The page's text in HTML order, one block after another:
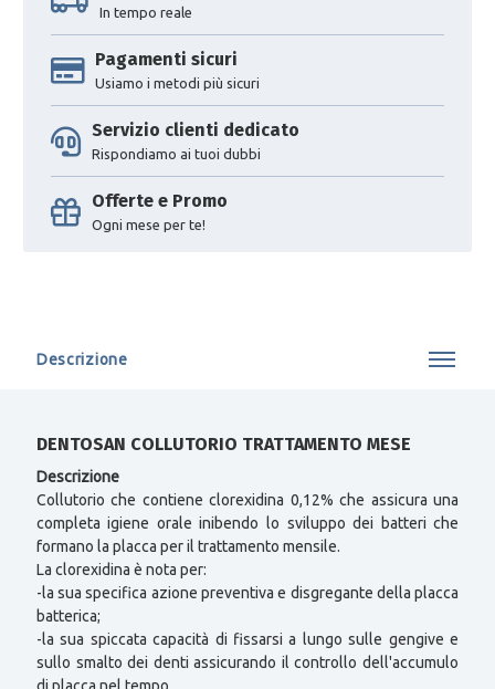
In tempo reale
Pagamenti sicuri
Usiamo i metodi più sicuri
Servizio clienti dedicato
Rispondiamo ai tuoi dubbi
Offerte e Promo
Ogni mese per te!
Descrizione
DENTOSAN COLLUTORIO TRATTAMENTO MESE
Descrizione
Collutorio che contiene clorexidina 0,12% che assicura una
completa igiene orale inibendo lo sviluppo dei batteri che
formano la placca per il trattamento mensile.
La clorexidina è nota per:
-la sua specifica azione preventiva e disgregante della placca
batterica;
-la sua spiccata capacità di fissarsi a lungo sulle gengive e
sullo smalto dei denti assicurando il controllo dell'accumulo
di placca nel tempo.